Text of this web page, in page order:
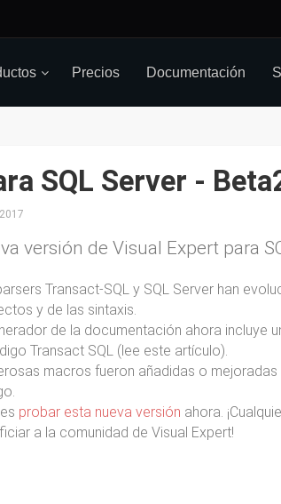
Precios Documentación
SQL Server -
2017
versión de Visual Expert para
Transact-SQL y SQL Server han
y de las sintaxis.
de la documentación ahora incluye
Transact SQL (lee este artículo).
macros fueron añadidas o
probar esta nueva versión ahora.
a la comunidad de Visual Expert!